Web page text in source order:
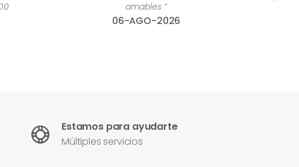
amables ”
06-AGO-2026
Estamos para ayudarte
Múltiples servicios